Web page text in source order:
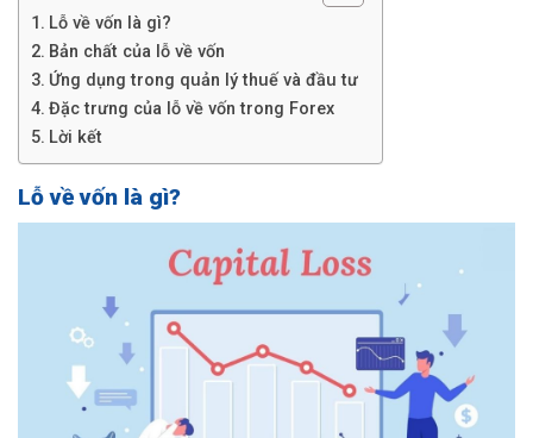
Lỗ về vốn là gì?
Bản chất của lỗ về vốn
Ứng dụng trong quản lý thuế và đầu tư
Đặc trưng của lỗ về vốn trong Forex
Lời kết
Lỗ về vốn là gì?